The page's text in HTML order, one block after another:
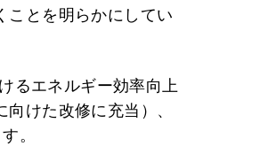
ことを明らかにしてい
るエネルギー効率向上
けた改修に充当）、
。